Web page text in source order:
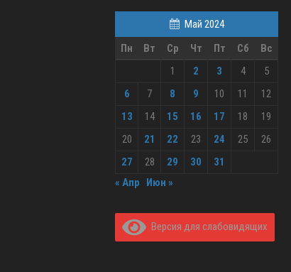
Май 2024
Пн
Вт Ср Чт Пт Сб
Вс
1
2 3 4
5
6
7 8 9 10 11
12
13
14 15 16 17 18
19
20
21 22 23 24 25
26
27
28 29 30
31
« Апр
Июн »
Версия для слабовидящих